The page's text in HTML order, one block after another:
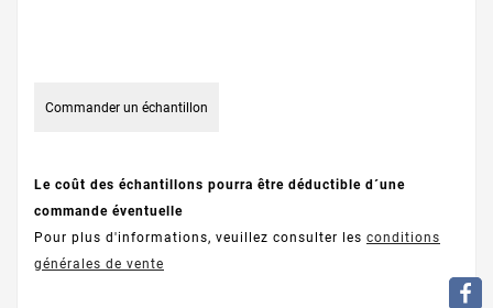
Commander un échantillon
Le coût des échantillons pourra être déductible d´une
commande éventuelle
Pour plus d'informations, veuillez consulter les conditions
générales de vente